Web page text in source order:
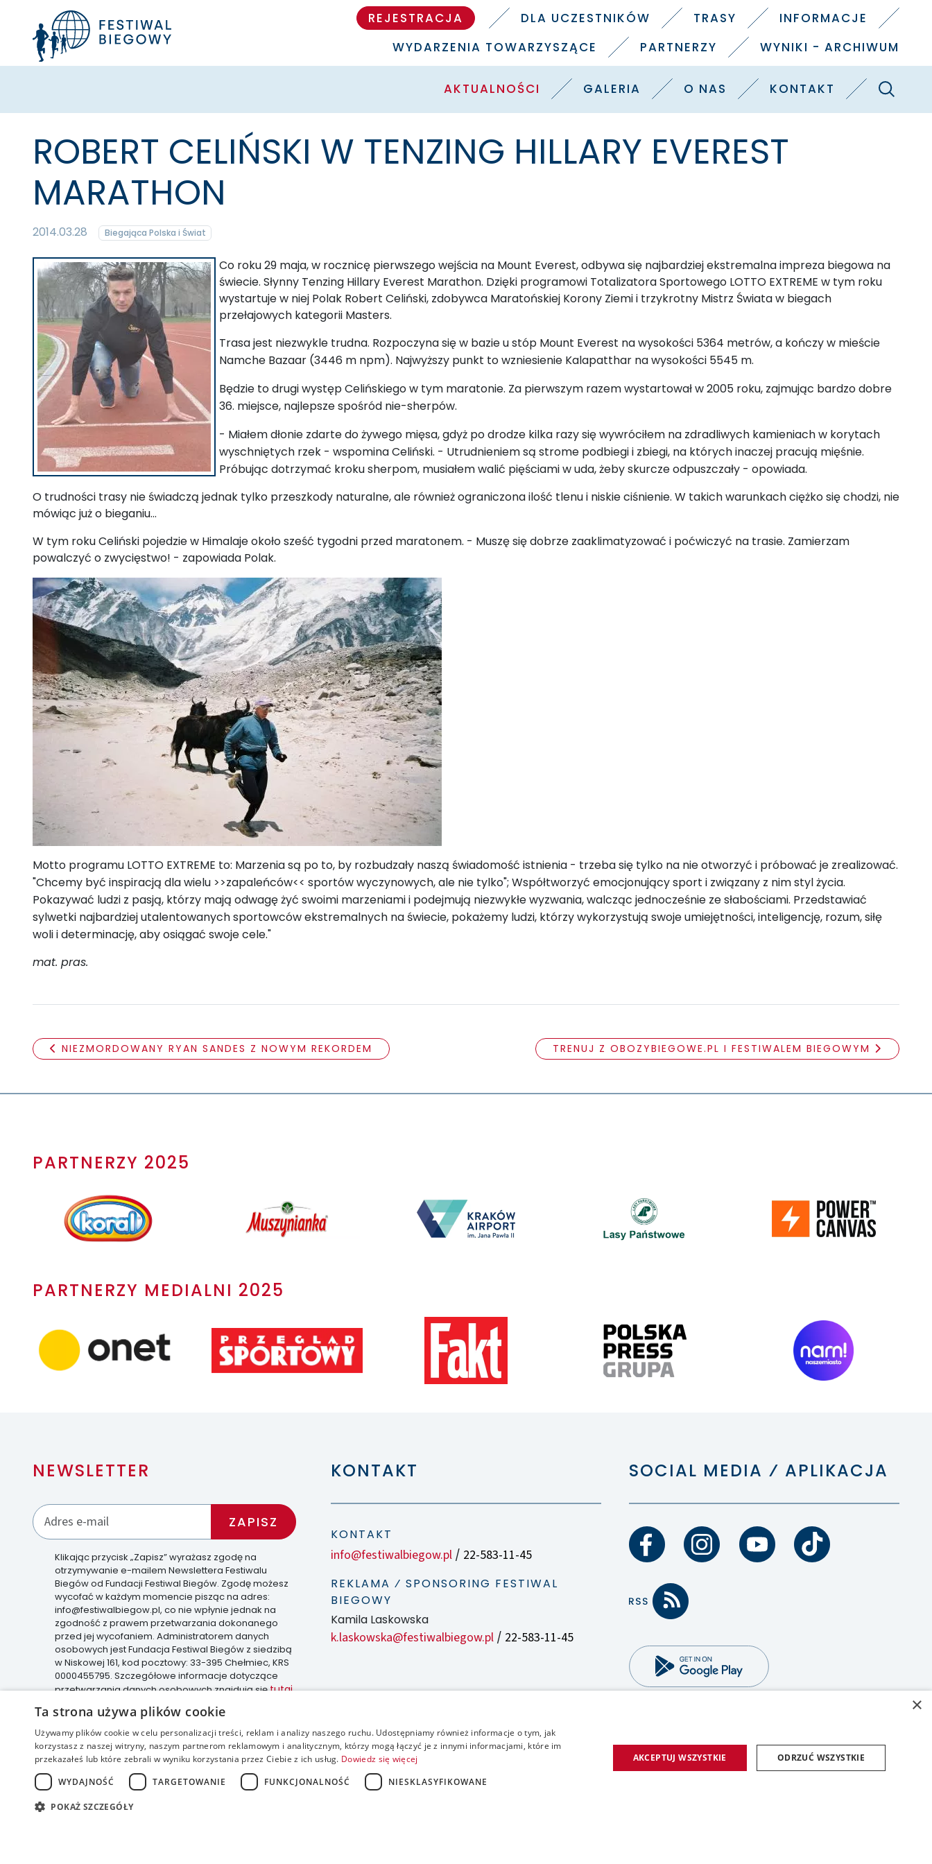
REJESTRACJA DLA UCZESTNIKÓW TRASY
INFORMACJE
WYDARZENIA TOWARZYSZĄCE
PARTNERZY WYNIKI - ARCHIWUM
AKTUALNOŚCI GALERIA O NAS KONTAKT Szukaj
ROBERT CELIŃSKI W TENZING HILLARY EVEREST
MARATHON
2014.03.28 Biegająca Polska i Świat
Co roku 29 maja, w rocznicę pierwszego wejścia na Mount Everest, odbywa się najbardziej ekstremalna impreza biegowa na
świecie. Słynny Tenzing Hillary Everest Marathon. Dzięki programowi Totalizatora Sportowego LOTTO EXTREME w tym roku
wystartuje w niej Polak Robert Celiński, zdobywca Maratońskiej Korony Ziemi i trzykrotny Mistrz Świata w biegach
przełajowych kategorii Masters.
Trasa jest niezwykle trudna. Rozpoczyna się w bazie u stóp Mount Everest na wysokości 5364 metrów, a kończy w mieście
Namche Bazaar (3446 m npm). Najwyższy punkt to wzniesienie Kalapatthar na wysokości 5545 m.
Będzie to drugi występ Celińskiego w tym maratonie. Za pierwszym razem wystartował w 2005 roku, zajmując bardzo dobre
36. miejsce, najlepsze spośród nie-sherpów.
- Miałem dłonie zdarte do żywego mięsa, gdyż po drodze kilka razy się wywróciłem na zdradliwych kamieniach w korytach
wyschniętych rzek - wspomina Celiński. - Utrudnieniem są strome podbiegi i zbiegi, na których inaczej pracują mięśnie.
Próbując dotrzymać kroku sherpom, musiałem walić pięściami w uda, żeby skurcze odpuszczały - opowiada.
O trudności trasy nie świadczą jednak tylko przeszkody naturalne, ale również ograniczona ilość tlenu i niskie ciśnienie. W takich warunkach ciężko się chodzi, nie
mówiąc już o bieganiu...
W tym roku Celiński pojedzie w Himalaje około sześć tygodni przed maratonem. - Muszę się dobrze zaaklimatyzować i poćwiczyć na trasie. Zamierzam
powalczyć o zwycięstwo! - zapowiada Polak.
Motto programu LOTTO EXTREME to: Marzenia są po to, by rozbudzały naszą świadomość istnienia - trzeba się tylko na nie otworzyć i próbować je zrealizować.
"Chcemy być inspiracją dla wielu >>zapaleńców<< sportów wyczynowych, ale nie tylko"; Współtworzyć emocjonujący sport i związany z nim styl życia.
Pokazywać ludzi z pasją, którzy mają odwagę żyć swoimi marzeniami i podejmują niezwykłe wyzwania, walcząc jednocześnie ze słabościami. Przedstawiać
sylwetki najbardziej utalentowanych sportowców ekstremalnych na świecie, pokażemy ludzi, którzy wykorzystują swoje umiejętności, inteligencję, rozum, siłę
woli i determinację, aby osiągać swoje cele."
mat. pras.
NIEZMORDOWANY RYAN SANDES Z NOWYM REKORDEM TRENUJ Z OBOZYBIEGOWE.PL I FESTIWALEM BIEGOWYM
PARTNERZY 2025
PARTNERZY MEDIALNI 2025
NEWSLETTER
Klikając przycisk „Zapisz” wyrażasz zgodę na
otrzymywanie e-mailem Newslettera Festiwalu
Biegów od Fundacji Festiwal Biegów. Zgodę możesz
wycofać w każdym momencie pisząc na adres:
info@festiwalbiegow.pl, co nie wpłynie jednak na
zgodność z prawem przetwarzania dokonanego
przed jej wycofaniem. Administratorem danych
osobowych jest Fundacja Festiwal Biegów z siedzibą
w Niskowej 161, kod pocztowy: 33-395 Chełmiec, KRS
0000455795. Szczegółowe informacje dotyczące
przetwarzania danych osobowych znajdują siętutaj.
KONTAKT
KONTAKT
info@festiwalbiegow.pl/ 22-583-11-45
REKLAMA ⁄ SPONSORING FESTIWAL
BIEGOWY
Kamila Laskowska
k.laskowska@festiwalbiegow.pl/ 22-583-11-45
SOCIAL MEDIA ⁄ APLIKACJA
realizacja:
×
Ta strona używa plików cookie
Używamy plików cookie w celu personalizacji treści, reklam i analizy naszego ruchu. Udostępniamy również informacje o tym, jak
korzystasz z naszej witryny, naszym partnerom reklamowym i analitycznym, którzy mogą łączyć je z innymi informacjami, które im
przekazałeś lub które zebrali w wyniku korzystania przez Ciebie z ich usług. Dowiedz się więcej
WYDAJNOŚĆ
TARGETOWANIE FUNKCJONALNOŚĆ NIESKLASYFIKOWANE
POKAŻ SZCZEGÓŁY
AKCEPTUJ WSZYSTKIE ODRZUĆ WSZYSTKIE